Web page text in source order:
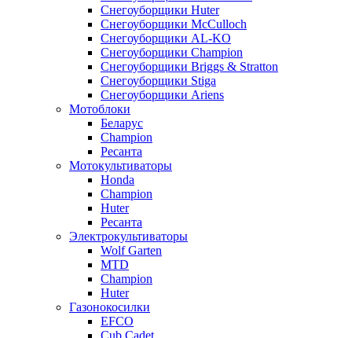
Снегоуборщики Huter
Снегоуборщики McCulloch
Снегоуборщики AL-KO
Снегоуборщики Champion
Снегоуборщики Briggs & Stratton
Снегоуборщики Stiga
Снегоуборщики Ariens
Мотоблоки
Беларус
Champion
Ресанта
Мотокультиваторы
Honda
Champion
Huter
Ресанта
Электрокультиваторы
Wolf Garten
MTD
Champion
Huter
Газонокосилки
EFCO
Cub Cadet